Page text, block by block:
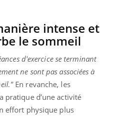
intense et
le sommeil
d'exercice se terminant
ne sont pas associées à
En revanche, les
pratique d’une activité
effort physique plus